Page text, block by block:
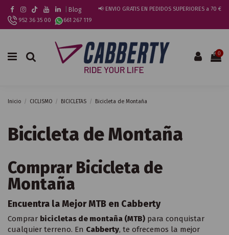
Blog
📢 ENVIO GRATIS EN PEDIDOS SUPERIORES a 70 €
952 36 35 00
661 267 119
0
Inicio CICLISMO BICICLETAS Bicicleta de Montaña
Bicicleta de Montaña
Comprar Bicicleta de
Montaña
Encuentra la Mejor MTB en Cabberty
Comprar bicicletas de montaña (MTB) para conquistar
cualquier terreno. En Cabberty, te ofrecemos la mejor